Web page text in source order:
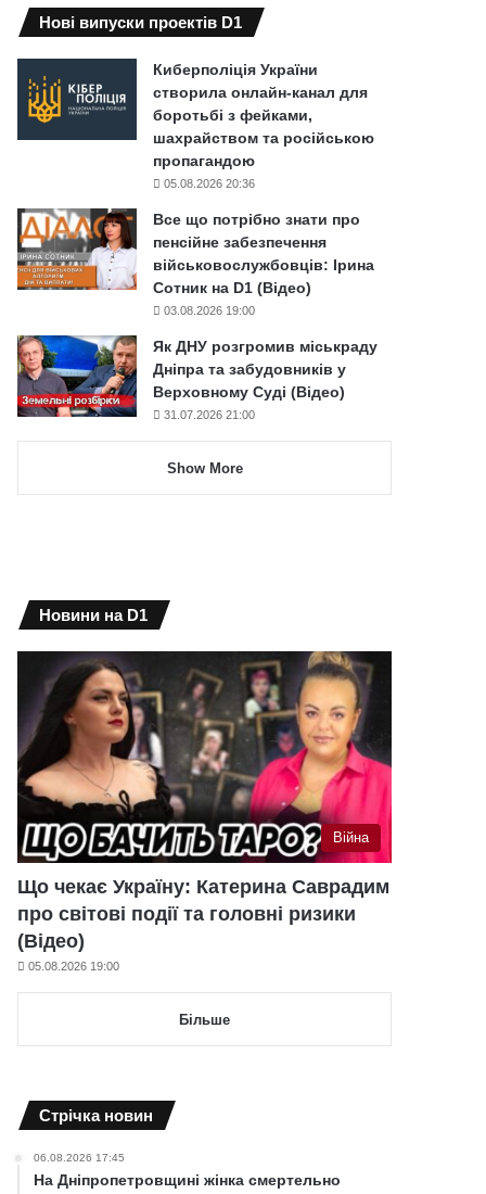
Нові випуски проектів D1
Киберполіція України
створила онлайн-канал для
боротьбі з фейками,
шахрайством та російською
пропагандою
05.08.2026 20:36
Все що потрібно знати про
пенсійне забезпечення
військовослужбовців: Ірина
Сотник на D1 (Відео)
03.08.2026 19:00
Як ДНУ розгромив міськраду
Дніпра та забудовників у
Верховному Суді (Відео)
31.07.2026 21:00
Show More